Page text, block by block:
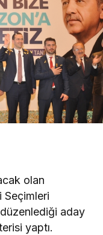
olan
Seçimleri
aday
yaptı.